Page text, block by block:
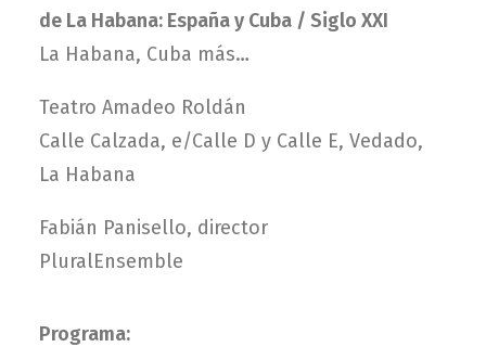
de La Habana: España y Cuba / Siglo XXI
La Habana, Cuba más…
Teatro Amadeo Roldán
Calle Calzada, e/Calle D y Calle E, Vedado,
La Habana
Fabián Panisello, director
PluralEnsemble
Programa: